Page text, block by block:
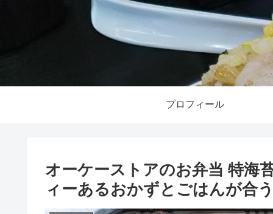
プロフィール
オーケーストアのお弁当 特海
ィーあるおかずとごはんが合う